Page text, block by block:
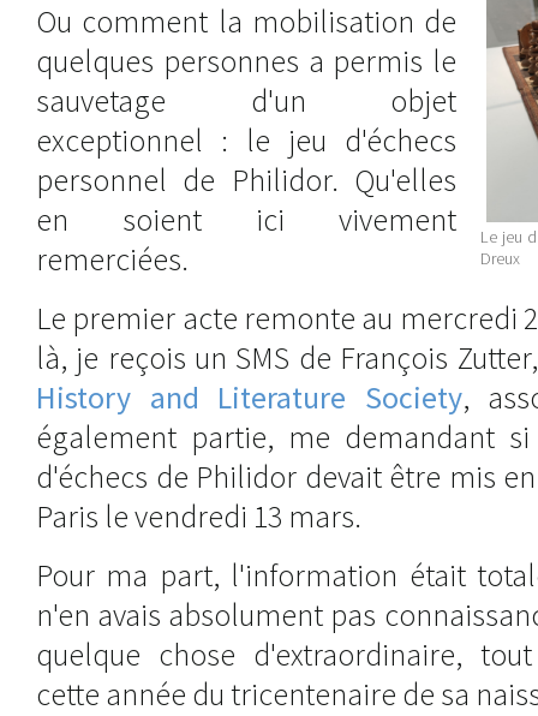
Le jeu
Dreux
Ou comment la mobilisation de
quelques personnes a permis le
sauvetage d'un objet
exceptionnel : le jeu d'échecs
personnel de Philidor. Qu'elles
en soient ici vivement
remerciées.
Le premier acte remonte au mercredi
là, je reçois un SMS de François
History and Literature Society,
également partie, me demandant
d'échecs de Philidor devait être mis
Paris le vendredi 13 mars.
Pour ma part, l'information était
n'en avais absolument pas
quelque chose d'extraordinaire,
cette année du tricentenaire de sa